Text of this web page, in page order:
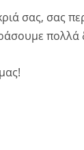
σας, σας